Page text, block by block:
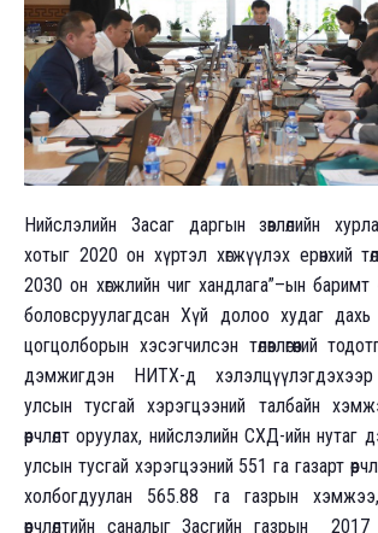
Нийслэлийн Засаг даргын зөвлөлийн
хотыг 2020 он хүртэл хөгжүүлэх ерөнхий
2030 он хөгжлийн чиг хандлага”–ын баримт
боловсруулагдсан Хүй долоо худаг
цогцолборын хэсэгчилсэн төлөвлөгөөний
дэмжигдэн НИТХ-д хэлэлцүүлэгдэхээр
улсын тусгай хэрэгцээний талбайн
өөрчлөлт оруулах, нийслэлийн СХД-ийн нутаг
улсын тусгай хэрэгцээний 551 га газарт
холбогдуулан 565.88 га газрын
өөрчлөлтийн саналыг Засгийн газрын